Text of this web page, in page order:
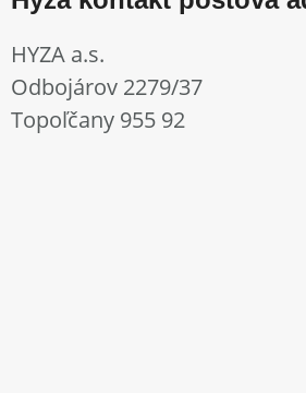
HYZA a.s.
Odbojárov 2279/37
Topoľčany 955 92